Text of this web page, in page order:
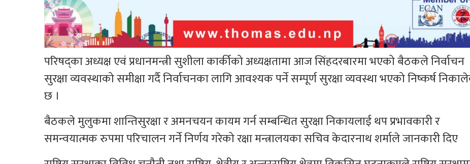
परिषद्का अध्यक्ष एवं प्रधानमन्त्री सुशीला कार्कीको अध्यक्षतामा आज सिंहदरबारमा भएको बैठकले निर्वाचन
सुरक्षा व्यवस्थाको समीक्षा गर्दै निर्वाचनका लागि आवश्यक पर्ने सम्पूर्ण सुरक्षा व्यवस्था भएको निष्कर्ष
छ ।
बैठकले मुलुकमा शान्तिसुरक्षा र अमनचयन कायम गर्न सम्बन्धित सुरक्षा निकायलाई थप प्रभावकारी र
समन्वयात्मक रुपमा परिचालन गर्ने निर्णय गरेको रक्षा मन्त्रालयका सचिव केदारनाथ शर्माले जानकारी दिए